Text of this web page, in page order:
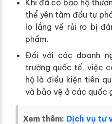
Khi đã có bảo hộ
thể yên tâm đầu tư
lo lắng về rủi ro bị
phẩm.
Đối với các doanh
trường quốc tế, việc
hộ là điều kiện tiên
và bảo vệ ở các quốc
Xem thêm: Dịch vụ tư